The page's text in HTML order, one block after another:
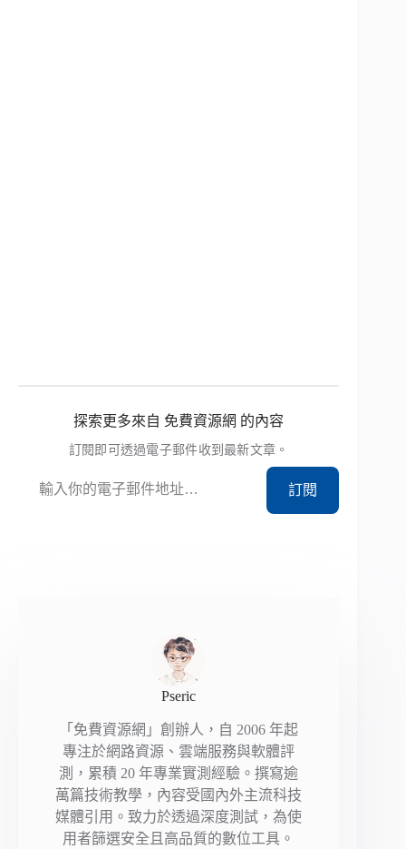
探索更多來自 免費資源網 的內容
訂閱即可透過電子郵件收到最新文章。
訂閱
Pseric
「免費資源網」創辦人，自 2006 年起
專注於網路資源、雲端服務與軟體評
測，累積 20 年專業實測經驗。撰寫逾
萬篇技術教學，內容受國內外主流科技
媒體引用。致力於透過深度測試，為使
用者篩選安全且高品質的數位工具。